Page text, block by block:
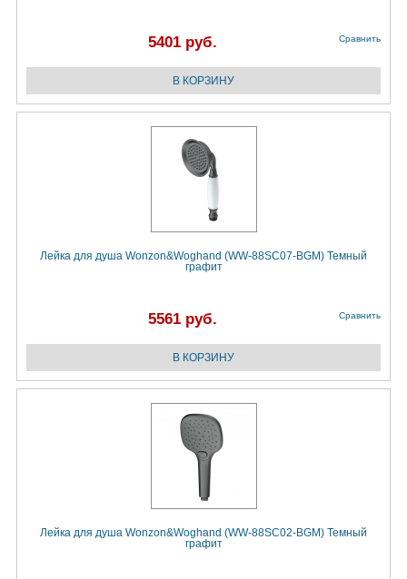
5401 руб. Сравнить
Лейка для душа Wonzon&Woghand (WW-88SC07-BGM) Темный
графит
5561 руб. Сравнить
Лейка для душа Wonzon&Woghand (WW-88SC02-BGM) Темный
графит